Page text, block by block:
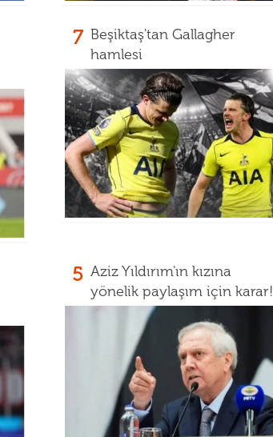
7 Beşiktaş'tan Gallagher
hamlesi
5 Aziz Yıldırım'ın kızına
yönelik paylaşım için karar!